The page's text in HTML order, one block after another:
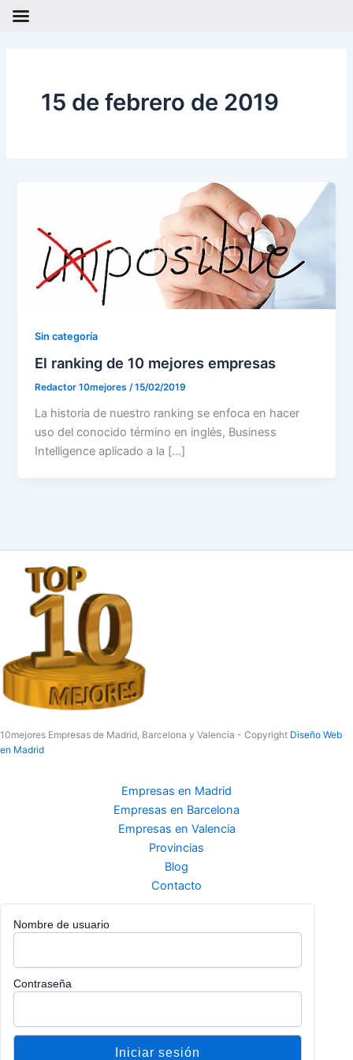
15 de febrero de 2019
Sin categoría
El ranking de 10 mejores empresas
Redactor 10mejores/15/02/2019
La historia de nuestro ranking se enfoca en hacer
uso del conocido término en inglés, Business
Intelligence aplicado a la […]
10mejores Empresas de Madrid, Barcelona y Valencia - Copyright Diseño Web
en Madrid
Empresas en Madrid
Empresas en Barcelona
Empresas en Valencia
Provincias
Blog
Contacto
Nombre de usuario
Contraseña